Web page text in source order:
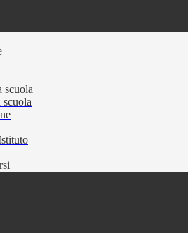
scuola
scuola